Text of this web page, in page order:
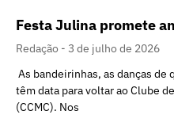
Festa Julina promete
Redação
3 de julho de 2026
As bandeirinhas, as danças de
têm data para voltar ao Clube
(CCMC). Nos